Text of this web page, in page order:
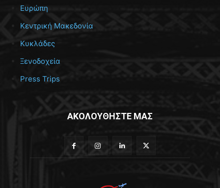
Ευρώπη
Κεντρική Μακεδονία
Κυκλάδες
Ξενοδοχεία
Press Trips
ΑΚΟΛΟΥΘΗΣΤΕ ΜΑΣ